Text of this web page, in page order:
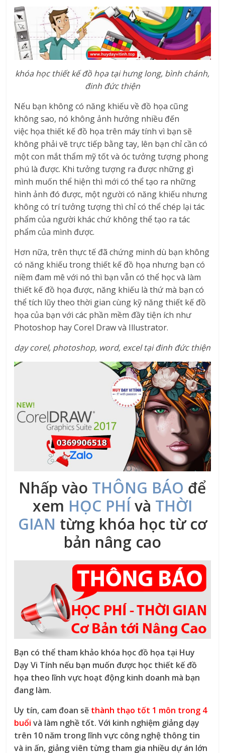
khóa học thiết kế đồ họa tại hưng long, bình chánh,
đinh đức thiện
Nếu bạn không có năng khiếu về đồ họa cũng
không sao, nó không ảnh hưởng nhiều đến
việc họa thiết kế đồ họa trên máy tính vì bạn sẽ
không phải vẽ trực tiếp bằng tay, lên bạn chỉ cần có
một con mắt thẩm mỹ tốt và óc tưởng tượng phong
phú là được. Khi tưởng tượng ra được những gì
mình muốn thể hiện thì mới có thể tạo ra những
hình ảnh đó được, một người có năng khiếu nhưng
không có trí tưởng tượng thì chỉ có thể chép lại tác
phẩm của người khác chứ không thể tạo ra tác
phẩm của mình được.
Hơn nữa, trên thực tế đã chứng minh dù bạn không
có năng khiếu trong thiết kế đồ họa nhưng bạn có
niềm đam mê với nó thì bạn vẫn có thể học và làm
thiết kế đồ họa được, năng khiếu là thứ mà bạn có
thể tích lũy theo thời gian cùng kỹ năng thiết kế đồ
họa của bạn với các phần mềm đầy tiện ích như
Photoshop hay Corel Draw và Illustrator.
dạy corel, photoshop, word, excel tại đinh đức thiện
Nhấp vào THÔNG BÁO để
xem HỌC PHÍ và THỜI
GIAN từng khóa học từ cơ
bản nâng cao
Bạn có thể tham khảo khóa học đồ họa tại Huy
Dạy Vi Tính nếu bạn muốn được học thiết kế đồ
họa theo lĩnh vực hoạt động kinh doanh mà bạn
đang làm.
Uy tín, cam đoan sẽ thành thạo tốt 1 môn trong 4
buổi và làm nghề tốt. Với kinh nghiệm giảng dạy
trên 10 năm trong lĩnh vực công nghệ thông tin
và in ấn, giảng viên từng tham gia nhiều dự án lớn